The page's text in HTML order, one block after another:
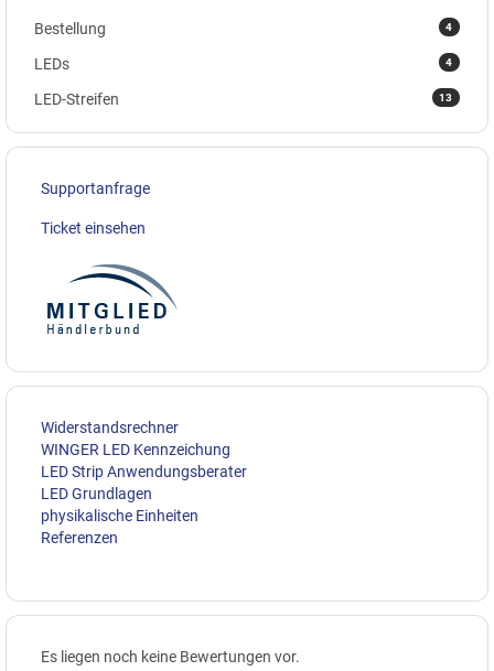
4
Bestellung
4
LEDs
13
LED-Streifen
Supportanfrage
Ticket einsehen
Widerstandsrechner
WINGER LED Kennzeichung
LED Strip Anwendungsberater
LED Grundlagen
physikalische Einheiten
Referenzen
Es liegen noch keine Bewertungen vor.